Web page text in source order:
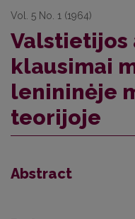
Vol. 5 No. 1 (1964)
Valstietijos
klausimai
lenininėje
teorijoje
Abstract